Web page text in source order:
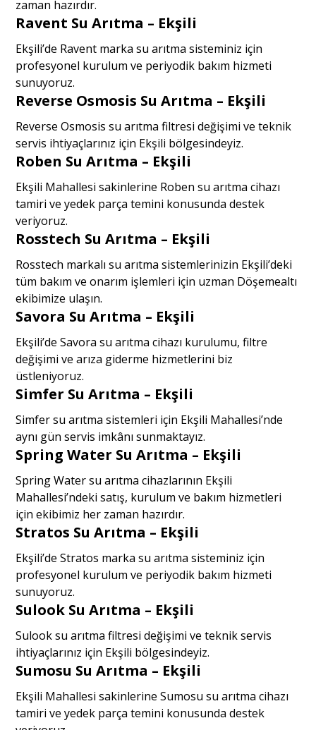
zaman hazırdır.
Ravent Su Arıtma – Ekşili
Ekşili’de Ravent marka su arıtma sisteminiz için
profesyonel kurulum ve periyodik bakım hizmeti
sunuyoruz.
Reverse Osmosis Su Arıtma – Ekşili
Reverse Osmosis su arıtma filtresi değişimi ve teknik
servis ihtiyaçlarınız için Ekşili bölgesindeyiz.
Roben Su Arıtma – Ekşili
Ekşili Mahallesi sakinlerine Roben su arıtma cihazı
tamiri ve yedek parça temini konusunda destek
veriyoruz.
Rosstech Su Arıtma – Ekşili
Rosstech markalı su arıtma sistemlerinizin Ekşili’deki
tüm bakım ve onarım işlemleri için uzman Döşemealtı
ekibimize ulaşın.
Savora Su Arıtma – Ekşili
Ekşili’de Savora su arıtma cihazı kurulumu, filtre
değişimi ve arıza giderme hizmetlerini biz
üstleniyoruz.
Simfer Su Arıtma – Ekşili
Simfer su arıtma sistemleri için Ekşili Mahallesi’nde
aynı gün servis imkânı sunmaktayız.
Spring Water Su Arıtma – Ekşili
Spring Water su arıtma cihazlarının Ekşili
Mahallesi’ndeki satış, kurulum ve bakım hizmetleri
için ekibimiz her zaman hazırdır.
Stratos Su Arıtma – Ekşili
Ekşili’de Stratos marka su arıtma sisteminiz için
profesyonel kurulum ve periyodik bakım hizmeti
sunuyoruz.
Sulook Su Arıtma – Ekşili
Sulook su arıtma filtresi değişimi ve teknik servis
ihtiyaçlarınız için Ekşili bölgesindeyiz.
Sumosu Su Arıtma – Ekşili
Ekşili Mahallesi sakinlerine Sumosu su arıtma cihazı
tamiri ve yedek parça temini konusunda destek